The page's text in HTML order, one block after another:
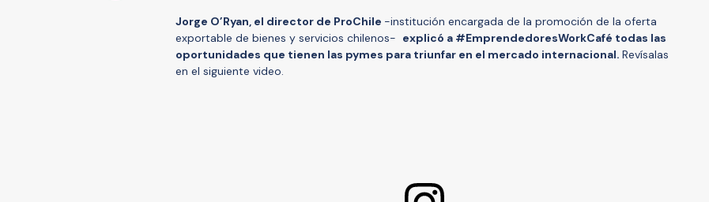
Jorge O’Ryan, el director de ProChile -institución encargada de la promoción de la oferta
exportable de bienes y servicios chilenos- explicó a #EmprendedoresWorkCafé todas las
oportunidades que tienen las pymes para triunfar en el mercado internacional. Revísalas
en el siguiente video.